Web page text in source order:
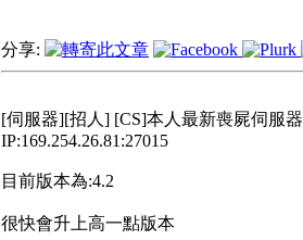
分享:
[伺服器][招人] [CS]本人最新喪屍伺服器
IP:169.254.26.81:27015
目前版本為:4.2
很快會升上高一點版本